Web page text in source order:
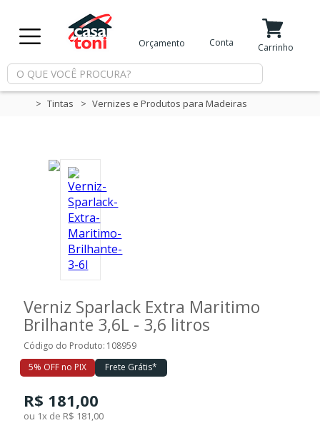
Minha Conta
Meus Favoritos
Departamentos
Piscina
Ferramentas
Marcas
Orçamento Conta Carrinho
Tintas Vernizes e Produtos para Madeiras
Verniz Sparlack Extra Maritimo
Brilhante 3,6L - 3,6 litros
Código do Produto: 108959
5% OFF no PIX
Frete Grátis*
R$ 181,00
ou 1x de R$ 181,00